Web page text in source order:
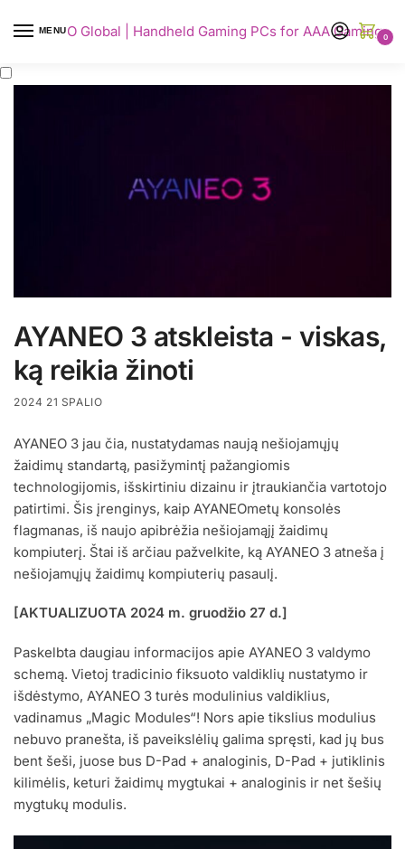
MENU
AYANEO Global | Handheld Gaming PCs for AAA Gaming0
AYANEO 3 atskleista - viskas,
ką reikia žinoti
2024 21 SPALIO
AYANEO 3 jau čia, nustatydamas naują nešiojamųjų
žaidimų standartą, pasižymintį pažangiomis
technologijomis, išskirtiniu dizainu ir įtraukiančia vartotojo
patirtimi. Šis įrenginys, kaip AYANEOmetų konsolės
flagmanas, iš naujo apibrėžia nešiojamąjį žaidimų
kompiuterį. Štai iš arčiau pažvelkite, ką AYANEO 3 atneša į
nešiojamųjų žaidimų kompiuterių pasaulį.
[AKTUALIZUOTA 2024 m. gruodžio 27 d.]
Paskelbta daugiau informacijos apie AYANEO 3 valdymo
schemą. Vietoj tradicinio fiksuoto valdiklių nustatymo ir
išdėstymo, AYANEO 3 turės modulinius valdiklius,
vadinamus „Magic Modules“! Nors apie tikslius modulius
nebuvo pranešta, iš paveikslėlių galima spręsti, kad jų bus
bent šeši, juose bus D-Pad + analoginis, D-Pad + jutiklinis
kilimėlis, keturi žaidimų mygtukai + analoginis ir net šešių
mygtukų modulis.